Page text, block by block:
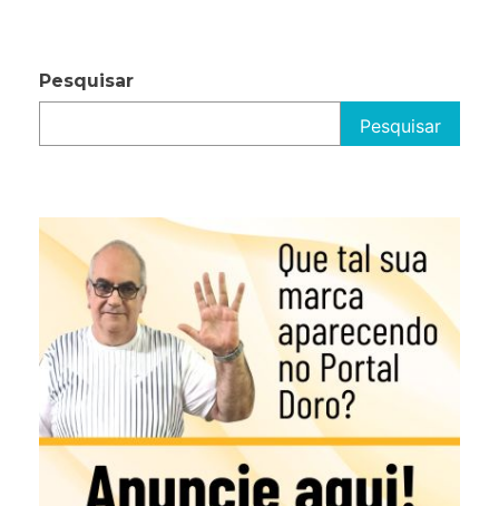
Pesquisar
Pesquisar